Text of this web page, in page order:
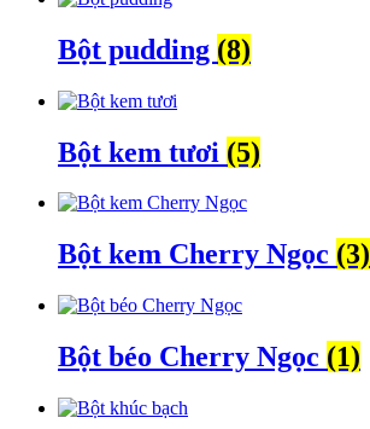
Bột pudding (8)
Bột kem tươi (5)
Bột kem Cherry Ngọc (3)
Bột béo Cherry Ngọc (1)